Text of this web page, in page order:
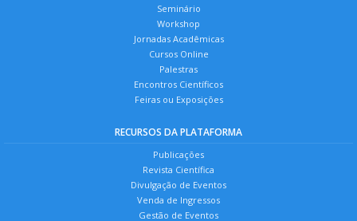
Seminário
Workshop
Jornadas Acadêmicas
Cursos Online
Palestras
Encontros Científicos
Feiras ou Exposições
RECURSOS DA PLATAFORMA
Publicações
Revista Científica
Divulgação de Eventos
Venda de Ingressos
Gestão de Eventos